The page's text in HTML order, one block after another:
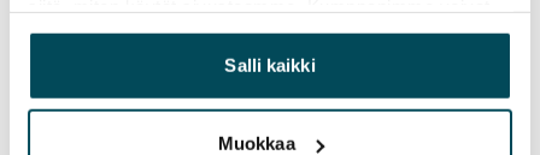
yhdistää näitä tietoja muihin tietoihin, joita olet antanut
heille tai joita on kerätty, kun olet käyttänyt heidän
palvelujaan.
Salli kaikki
Muokkaa
Pakollinen, ei sisälly vuokraan
Kulutuksen mukaan